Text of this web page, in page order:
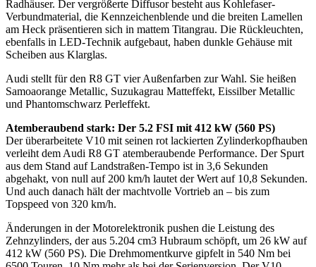
Radhäuser. Der vergrößerte Diffusor besteht aus Kohlefaser-
Verbundmaterial, die Kennzeichen­blende und die breiten Lamellen
am Heck präsentieren sich in mattem Titangrau. Die Rückleuchten,
ebenfalls in LED-Technik aufgebaut, haben dunkle Gehäuse mit
Scheiben aus Klarglas.
Audi stellt für den R8 GT vier Außenfarben zur Wahl. Sie heißen
Samoaorange Metallic, Suzukagrau Matteffekt, Eissilber Metallic
und Phantomschwarz Perleffekt.
Atemberaubend stark: Der 5.2 FSI mit 412 kW (560 PS)
Der überarbeitete V10 mit seinen rot lackierten Zylinderkopfhauben
verleiht dem Audi R8 GT atemberaubende Performance. Der Spurt
aus dem Stand auf Landstraßen-Tempo ist in 3,6 Sekunden
abgehakt, von null auf 200 km/h lautet der Wert auf 10,8 Sekunden.
Und auch danach hält der machtvolle Vortrieb an – bis zum
Topspeed von 320 km/h.
Änderungen in der Motorelektronik pushen die Leistung des
Zehnzylinders, der aus 5.204 cm3 Hubraum schöpft, um 26 kW auf
412 kW (560 PS). Die Drehmoment­kurve gipfelt in 540 Nm bei